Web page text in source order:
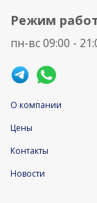
Режим
пн-вс 09:00 -
О компании
Цены
Контакты
Новости